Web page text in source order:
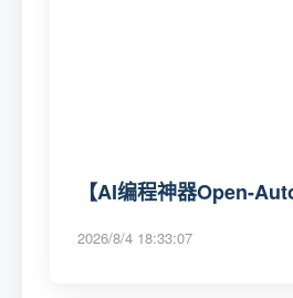
【AI编程神器Open-
2026/8/4 18:33:07